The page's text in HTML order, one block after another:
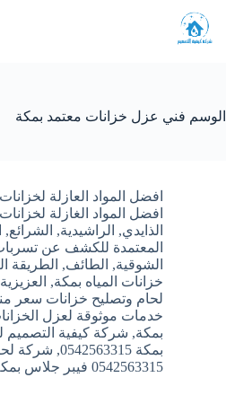
إلى
المحتوى
الوسم فني عزل خزانات معتمد بمكة
افضل المواد العازلة
افضل المواد الغازلة
الذايدي, الراشيدية, الشرائع,
المعتمدة للكشف عن
الشوقية, الطائف, الطريقة
خزانات المياه بمكة, العزيزية
لحام وتصليح خزانات سعر
خدمات موثوقة لعزل
بمكة, شركة كيفية التصميم
بمكة 0542563315
, شركة
0542563315 فيبر جلاس بمكة